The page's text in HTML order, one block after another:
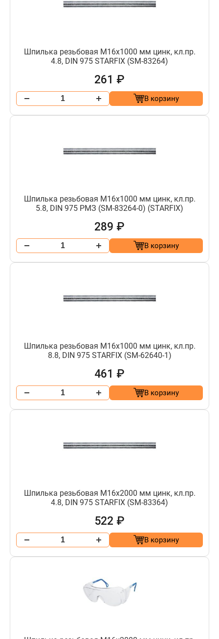
Шпилька резьбовая М16х1000 мм цинк, кл.пр.
4.8, DIN 975 STARFIX (SM-83264)
261 ₽
В корзину
Шпилька резьбовая М16х1000 мм цинк, кл.пр.
5.8, DIN 975 РМЗ (SM-83264-0) (STARFIX)
289 ₽
В корзину
Шпилька резьбовая М16х1000 мм цинк, кл.пр.
8.8, DIN 975 STARFIX (SM-62640-1)
461 ₽
В корзину
Шпилька резьбовая М16х2000 мм цинк, кл.пр.
4.8, DIN 975 STARFIX (SM-83364)
522 ₽
В корзину